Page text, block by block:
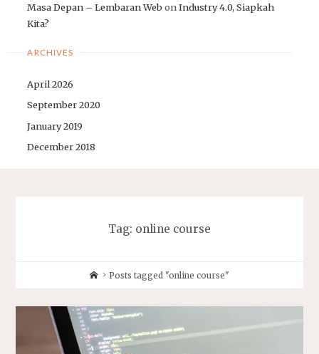
Masa Depan – Lembaran Web onIndustry 4.0, Siapkah
Kita?
ARCHIVES
April 2026
September 2020
January 2019
December 2018
Tag: online course
HomePosts tagged "online course"